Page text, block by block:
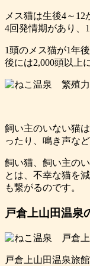
メス猫は生後4～
4回発情期があり、
1頭のメス猫が1年
後には2,000頭以上
飼い主のいない猫
ったり、鳴き声な
飼い猫、飼い主の
とは、不幸な猫を
も繋がるのです。
戸倉上山田温泉
戸倉上山田温泉旅